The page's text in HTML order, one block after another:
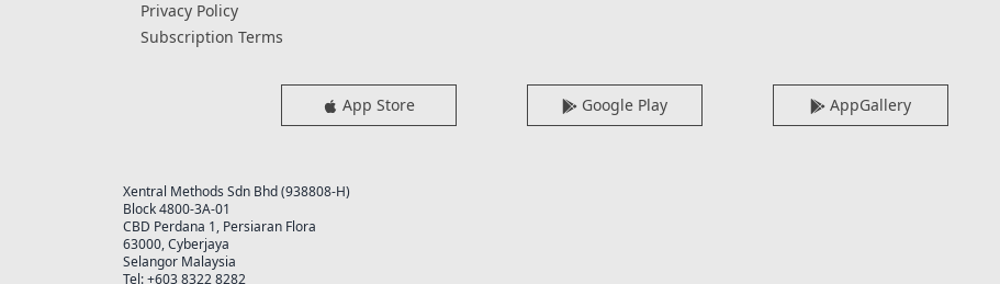
Privacy Policy
Subscription Terms
App Store Google Play AppGallery
Xentral Methods Sdn Bhd (938808-H)
Block 4800-3A-01
CBD Perdana 1, Persiaran Flora
63000, Cyberjaya
Selangor Malaysia
Tel: +603 8322 8282